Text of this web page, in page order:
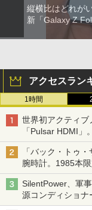
縦横比はどれが
新「Galaxy Z
アクセスラン
1時間
世界初アクティ
「Pulsar HDMI」
「バック・トゥ
腕時計。1985本
SilentPower、軍
源コンディショナ